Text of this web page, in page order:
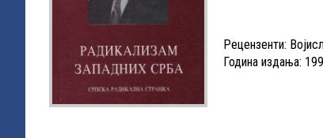
Рецензенти:
Година издања: